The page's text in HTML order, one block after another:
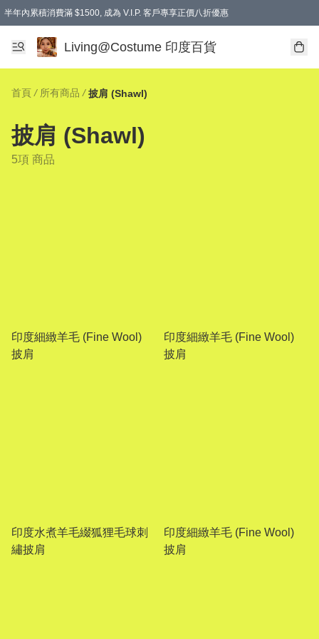
半年內累積消費滿 $1500, 成為 V.I.P. 客戶專享正價八折優惠
滿$600免本地運費
Living@Costume 印度百貨
首頁 / 所有商品 / 披肩 (Shawl)
披肩 (Shawl)
5項 商品
印度細緻羊毛 (Fine Wool)
披肩
印度細緻羊毛 (Fine Wool)
披肩
印度水煮羊毛綴狐狸毛球刺
繡披肩
印度細緻羊毛 (Fine Wool)
披肩